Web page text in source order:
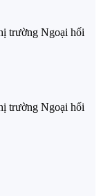
trường Ngoại hối
trường Ngoại hối